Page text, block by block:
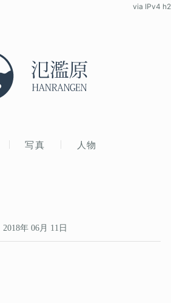
写真 人物
via IPv4 h2
2018年 06月 11日